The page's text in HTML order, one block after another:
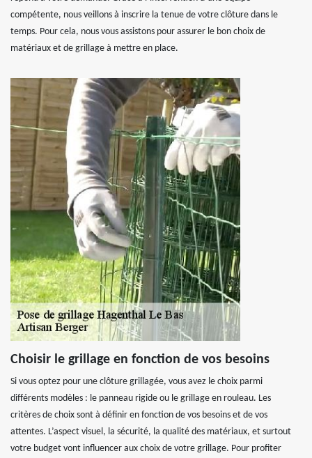
compétente, nous veillons à inscrire la tenue de votre clôture dans le
temps. Pour cela, nous vous assistons pour assurer le bon choix de
matériaux et de grillage à mettre en place.
Choisir le grillage en fonction de vos besoins
Si vous optez pour une clôture grillagée, vous avez le choix parmi
différents modèles : le panneau rigide ou le grillage en rouleau. Les
critères de choix sont à définir en fonction de vos besoins et de vos
attentes. L’aspect visuel, la sécurité, la qualité des matériaux, et surtout
votre budget vont influencer aux choix de votre grillage. Pour profiter